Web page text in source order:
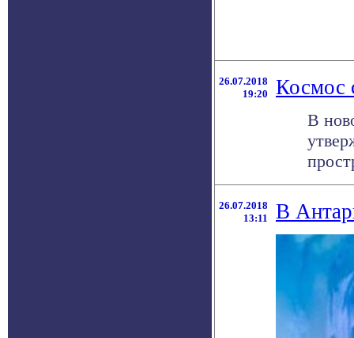
26.07.2018
19:20
Космос
В
26.07.2018
13:11
В